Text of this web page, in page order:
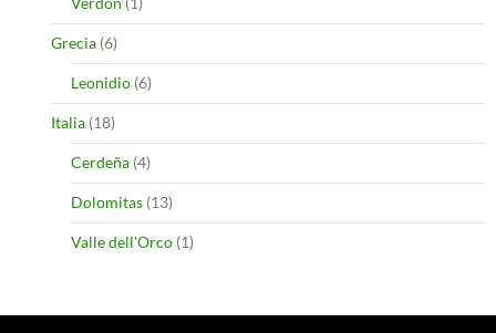
Grecia (6)
Leonidio (6)
Italia (18)
Cerdeña (4)
Dolomitas (13)
Valle dell'Orco (1)